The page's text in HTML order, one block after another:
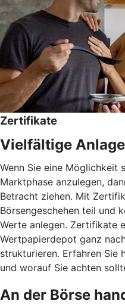
Zertifikate
Vielfältige
Wenn Sie eine Möglichkeit
Marktphase anzulegen,
Betracht ziehen. Mit
Börsengeschehen teil und
Werte anlegen. Zertifikate
Wertpapierdepot ganz
strukturieren. Erfahren Sie
und worauf Sie achten
An der Börse